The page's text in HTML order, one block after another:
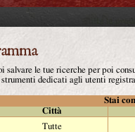
salvare le tue ricerche per poi
dedicati agli utenti
Stai
Città
Tutte